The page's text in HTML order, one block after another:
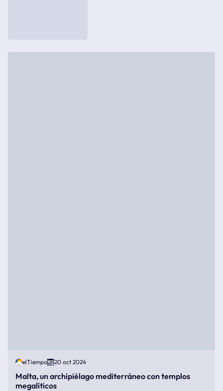
elTiempo 20 oct 2024
Malta, un archipiélago mediterráneo con templos
megalíticos